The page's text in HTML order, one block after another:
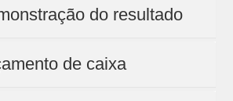
do resultado
de caixa